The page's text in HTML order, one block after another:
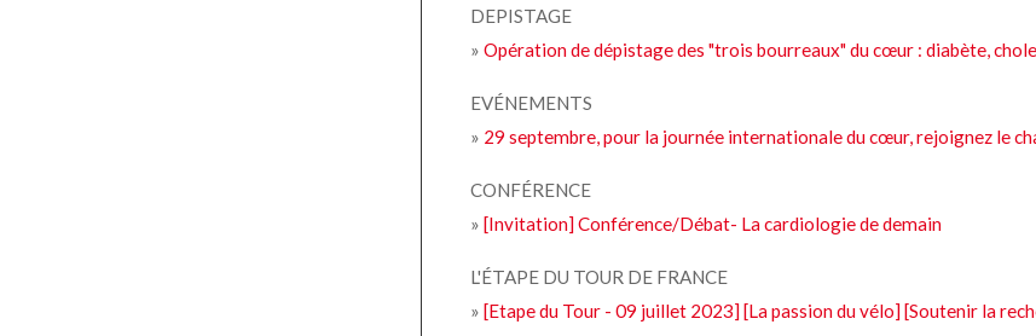
DEPISTAGE
»Opération de dépistage des "trois bourreaux" du cœur : diabète,
EVÉNEMENTS
» 29 septembre, pour la journée internationale du cœur, rejoignez le
CONFÉRENCE
»[Invitation] Conférence/Débat- La cardiologie de demain
L'ÉTAPE DU TOUR DE FRANCE
»[Etape du Tour - 09 juillet 2023] [La passion du vélo] [Soutenir la